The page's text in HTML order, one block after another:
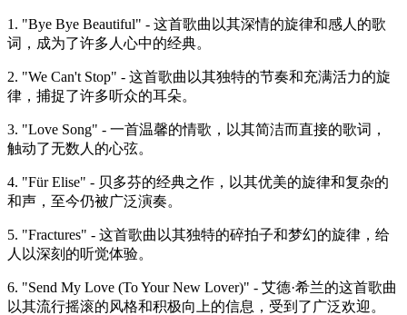
1. "Bye Bye Beautiful" - 这首歌曲以其深情的旋律和感人的歌
词，成为了许多人心中的经典。
2. "We Can't Stop" - 这首歌曲以其独特的节奏和充满活力的旋
律，捕捉了许多听众的耳朵。
3. "Love Song" - 一首温馨的情歌，以其简洁而直接的歌词，
触动了无数人的心弦。
4. "Für Elise" - 贝多芬的经典之作，以其优美的旋律和复杂的
和声，至今仍被广泛演奏。
5. "Fractures" - 这首歌曲以其独特的碎拍子和梦幻的旋律，给
人以深刻的听觉体验。
6. "Send My Love (To Your New Lover)" - 艾德·希兰的这首歌曲
以其流行摇滚的风格和积极向上的信息，受到了广泛欢迎。